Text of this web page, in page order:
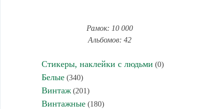
Рамок: 10 000
Альбомов: 42
Стикеры, наклейки с людьми (0)
Белые(340)
Винтаж(201)
Винтажные(180)